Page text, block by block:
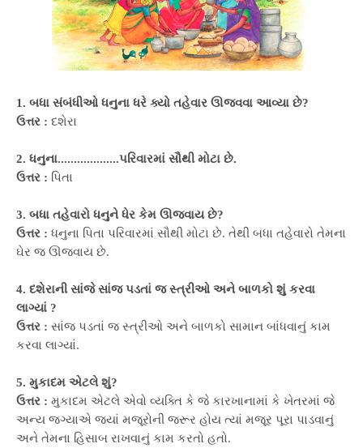
1. બધા સંબંધીઓ ધનુના ધરે ક્યો તહેવાર ઊજવવા આવ્યા છે?
ઉત્તર : દશેરા
2. ધનુના...................પરિવારમાં સૌથી મોટા છે.
ઉત્તર : પિતા
3. બધા તહેવારો ધનુને ધેર કેમ ઊજવાય છે?
ઉત્તર : ધનુના પિતા પરિવારમાં સૌથી મોટા છે. તેથી બધા તહેવારો તેમના
ઘેર જ ઊજવાય છે.
4. દશેરાની સાંજે સાંજ પડતાં જ સ્ત્રીઓ અને બાળકો શું કરવા
લાગ્યાં ?
ઉત્તર : સાંજ પડતાં જ સ્ત્રીઓ અને બાળકો સામાન બાંધવાનું કામ
કરવા લાગ્યાં.
5. મુકાદમ એટલે શું?
ઉત્તર : મુકાદમ એટલે એવો વ્યક્તિ કે જે કારખાનામાં કે ખેતરમાં જે
અન્ય જગ્યાએ જ્યાં મજૂરોની જરૂર હોય ત્યાં મજૂર પૂરા પાડવાનું
અને તેમના હિસાબ રાખવાનું કામ કરતો હતો.